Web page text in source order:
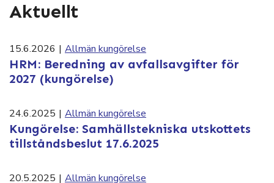
Aktuellt
15.6.2026 | Allmän kungörelse
HRM: Beredning av avfallsavgifter för
2027 (kungörelse)
24.6.2025 | Allmän kungörelse
Kungörelse: Samhällstekniska utskottets
tillståndsbeslut 17.6.2025
20.5.2025 | Allmän kungörelse